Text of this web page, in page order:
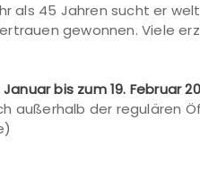
als 45 Jahren sucht er
gewonnen. Viele
Januar bis zum 19. Februar
außerhalb der regulären